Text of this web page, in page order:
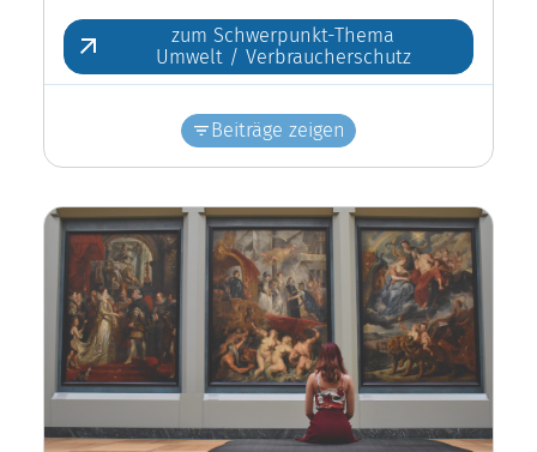
zum Schwerpunkt-Thema
Umwelt / Verbraucherschutz
Beiträge zeigen